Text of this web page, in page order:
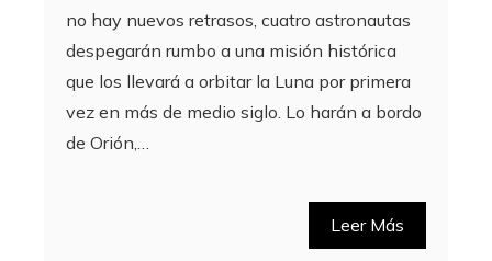
no hay nuevos retrasos, cuatro astronautas
despegarán rumbo a una misión histórica
que los llevará a orbitar la Luna por primera
vez en más de medio siglo. Lo harán a bordo
de Orión,…
Leer Más